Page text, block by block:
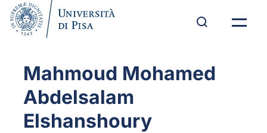
Mahmoud Mohamed
Abdelsalam
Elshanshoury